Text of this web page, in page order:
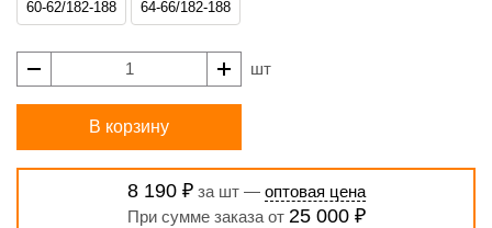
60-62/182-188 64-66/182-188
шт
В корзину
8 190 ₽за шт — оптовая цена
При сумме заказа от 25 000 ₽